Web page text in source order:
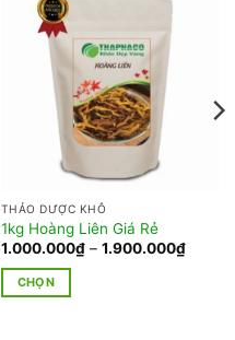
THẢO DƯỢC KHÔ
1kg Hoàng Liên Giá Rẻ
1.000.000₫ – 1.900.000₫
giá:
CHỌN